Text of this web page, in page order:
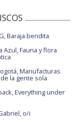
Baraja bendita
Azul, Fauna y flora
Manufacturas
la gente sola
Everything under
o/i